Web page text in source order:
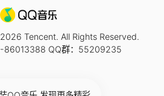
2026 Tencent. All Rights Reserved.
86013388 QQ群：55209235